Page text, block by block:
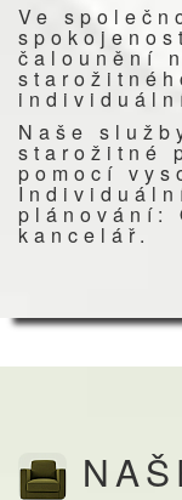
Ve
čalounění
Naše
starožitné
pomocí
plánování:
kancelář.